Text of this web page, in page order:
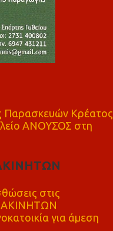
Παρασκευών Κρέατος
ΑΝΟΥΣΟΣ στη
στις
ΑΚΙΝΗΤΩΝ
για άμεση